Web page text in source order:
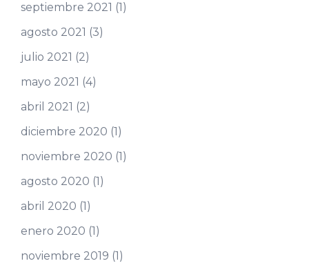
septiembre 2021 (1)
agosto 2021 (3)
julio 2021 (2)
mayo 2021 (4)
abril 2021 (2)
diciembre 2020 (1)
noviembre 2020 (1)
agosto 2020 (1)
abril 2020 (1)
enero 2020 (1)
noviembre 2019 (1)